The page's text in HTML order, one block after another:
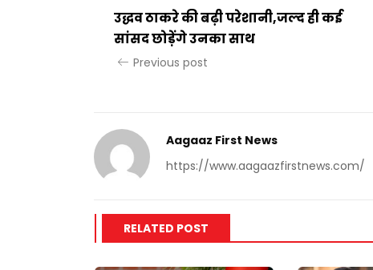
उद्धव ठाकरे की बढ़ी परेशानी,जल्द ही कई
सांसद छोड़ेंगे उनका साथ
Previous post
Aagaaz First News
https://www.aagaazfirstnews.com/
RELATED POST